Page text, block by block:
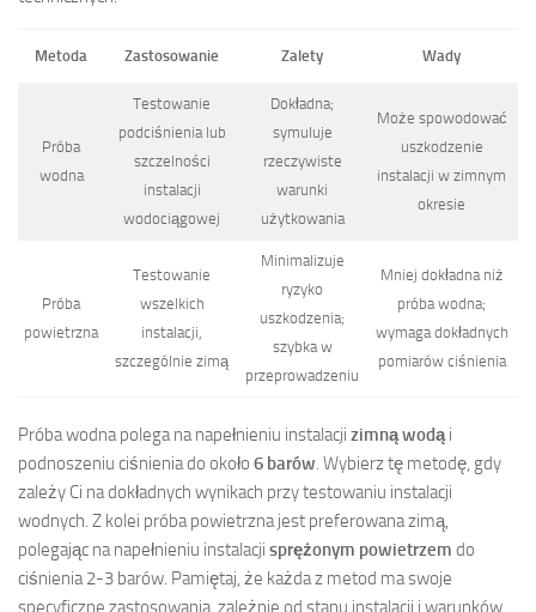
Metoda Zastosowanie Zalety Wady
Próba
wodna
Testowanie
podciśnienia lub
szczelności
instalacji
wodociągowej
Dokładna;
symuluje
rzeczywiste
warunki
użytkowania
Może spowodować
uszkodzenie
instalacji w zimnym
okresie
Próba
powietrzna
Testowanie
wszelkich
instalacji,
szczególnie zimą
Minimalizuje
ryzyko
uszkodzenia;
szybka w
przeprowadzeniu
Mniej dokładna niż
próba wodna;
wymaga dokładnych
pomiarów ciśnienia
Próba wodna polega na napełnieniu instalacji zimną wodąi
podnoszeniu ciśnienia do około 6 barów. Wybierz tę metodę, gdy
zależy Ci na dokładnych wynikach przy testowaniu instalacji
wodnych. Z kolei próba powietrzna jest preferowana zimą,
polegając na napełnieniu instalacji sprężonym powietrzem do
ciśnienia 2-3 barów. Pamiętaj, że każda z metod ma swoje
specyficzne zastosowania, zależnie od stanu instalacji i warunków